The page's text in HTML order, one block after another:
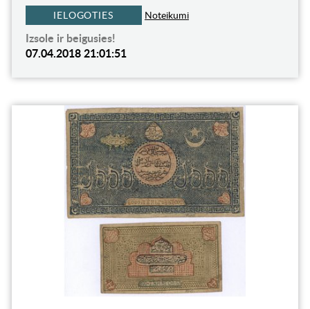
IELOGOTIES Noteikumi
Izsole ir beigusies!
07.04.2018 21:01:51